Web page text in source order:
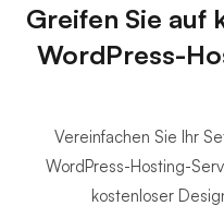
Greifen Sie auf
WordPress-
Vereinfachen Sie Ihr
WordPress-Hosting-
kostenloser